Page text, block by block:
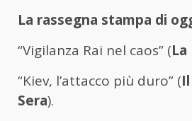
La rassegna stampa di
“Vigilanza Rai nel caos” (La
“Kiev, l’attacco più duro” (
Sera).